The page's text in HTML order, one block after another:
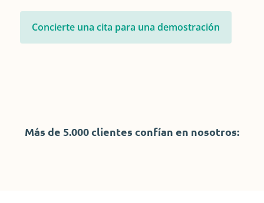
Concierte una cita para una demostración
Más de 5.000 clientes confían en nosotros: